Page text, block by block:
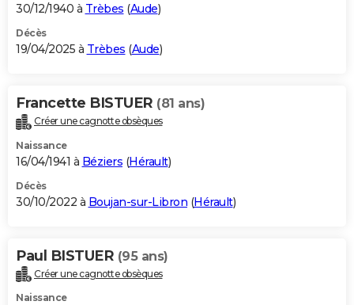
30/12/1940 à Trèbes (Aude)
Décès
19/04/2025 à Trèbes (Aude)
Francette BISTUER (81 ans)
Créer une cagnotte obsèques
Naissance
16/04/1941 à Béziers (Hérault)
Décès
30/10/2022 à Boujan-sur-Libron (Hérault)
Paul BISTUER (95 ans)
Créer une cagnotte obsèques
Naissance